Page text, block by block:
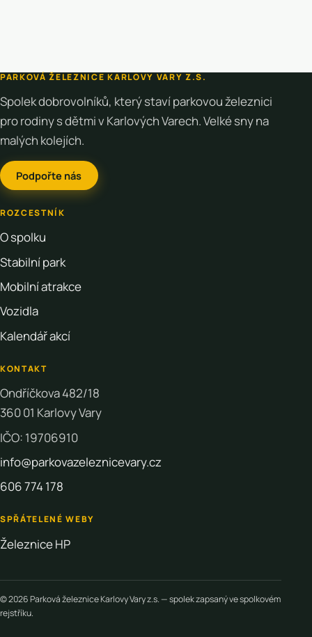
PARKOVÁ ŽELEZNICE KARLOVY VARY Z.S.
Spolek dobrovolníků, který staví parkovou železnici
pro rodiny s dětmi v Karlových Varech. Velké sny na
malých kolejích.
Podpořte nás
ROZCESTNÍK
O spolku
Stabilní park
Mobilní atrakce
Vozidla
Kalendář akcí
KONTAKT
Ondříčkova 482/18
360 01 Karlovy Vary
IČO: 19706910
info@parkovazeleznicevary.cz
606 774 178
SPŘÁTELENÉ WEBY
Železnice HP
© 2026 Parková železnice Karlovy Vary z.s. — spolek zapsaný ve spolkovém
rejstříku.